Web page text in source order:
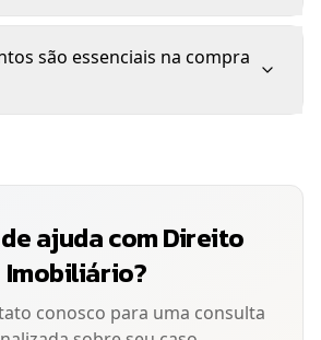
são essenciais na compra
ajuda comDireito
Imobiliário?
conosco para uma consulta